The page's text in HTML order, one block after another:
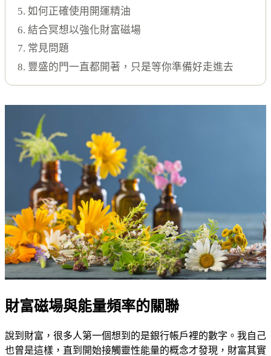
5. 如何正確使用開運精油
6. 結合冥想以強化財富磁場
7. 常見問題
8. 豐盛的門一直都開著，只是等你準備好走進去
財富磁場與能量頻率的關聯
說到財富，很多人第一個想到的是銀行帳戶裡的數字。我自己
也曾是這樣，直到開始接觸靈性能量的概念才發現，財富其實